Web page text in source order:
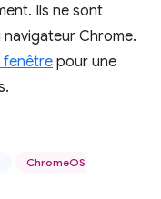
Ils ne sont
Chrome.
fenêtrepour une
ChromeOS